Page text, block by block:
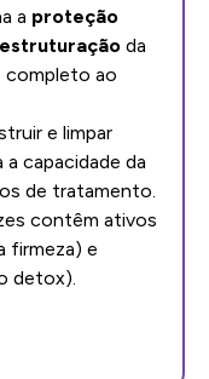
a proteção
da
completo ao
e limpar
capacidade da
de tratamento.
contêm ativos
firmeza) e
detox).